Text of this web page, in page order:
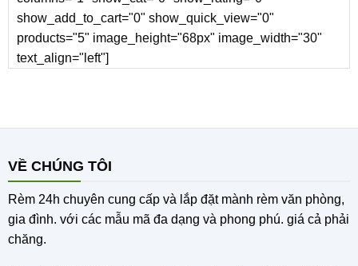
show_add_to_cart="0" show_quick_view="0"
products="5" image_height="68px" image_width="30"
text_align="left"]
VỀ CHÚNG TÔI
Rèm 24h chuyên cung cấp và lắp đặt mành rèm văn phòng,
gia đình. với các mẫu mã đa dạng và phong phú. giá cả phải
chăng.